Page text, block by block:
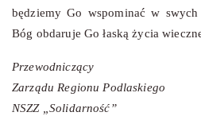
będziemy Go wspominać w
Bóg obdaruje Go łaską życia
Przewodniczący
Zarządu Regionu Podlaskiego
NSZZ „Solidarność”